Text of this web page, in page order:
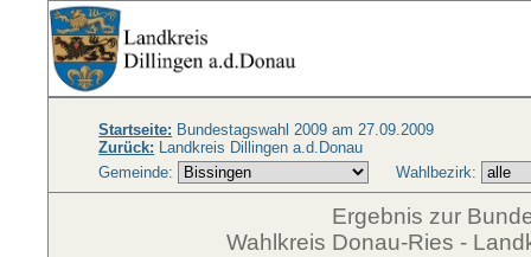
Startseite: Bundestagswahl 2009 am 27.09.2009
Zurück: Landkreis Dillingen a.d.Donau
Gemeinde:
Wahlbezirk:
Ergebnis zur
Wahlkreis Donau-Ries -